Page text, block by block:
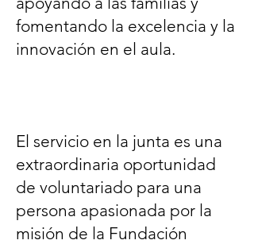
fomentando la excelencia y la
innovación en el aula.
El servicio en la junta es una
extraordinaria oportunidad
de voluntariado para una
persona apasionada por la
misión de la Fundación